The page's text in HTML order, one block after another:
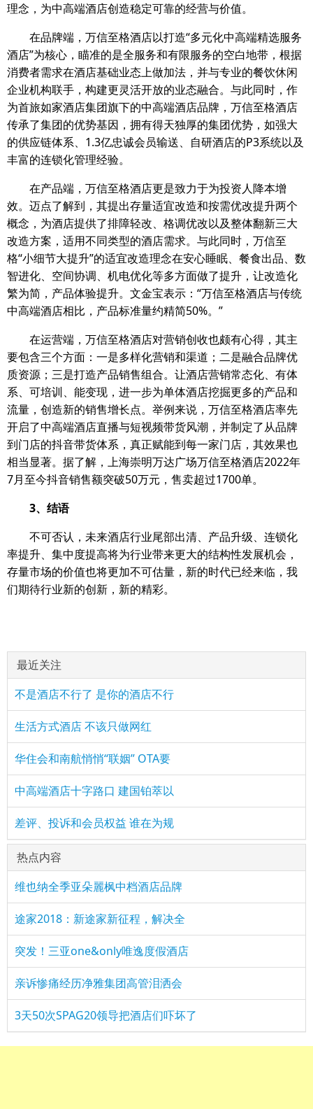
理念，为中高端酒店创造稳定可靠的经营与价值。
在品牌端，万信至格酒店以打造“多元化中高端精选服务
酒店”为核心，瞄准的是全服务和有限服务的空白地带，根据
消费者需求在酒店基础业态上做加法，并与专业的餐饮休闲
企业机构联手，构建更灵活开放的业态融合。与此同时，作
为首旅如家酒店集团旗下的中高端酒店品牌，万信至格酒店
传承了集团的优势基因，拥有得天独厚的集团优势，如强大
的供应链体系、1.3亿忠诚会员输送、自研酒店的P3系统以及
丰富的连锁化管理经验。
在产品端，万信至格酒店更是致力于为投资人降本增
效。迈点了解到，其提出存量适宜改造和按需优改提升两个
概念，为酒店提供了排障轻改、格调优改以及整体翻新三大
改造方案，适用不同类型的酒店需求。与此同时，万信至
格“小细节大提升”的适宜改造理念在安心睡眠、餐食出品、数
智进化、空间协调、机电优化等多方面做了提升，让改造化
繁为简，产品体验提升。文金宝表示：“万信至格酒店与传统
中高端酒店相比，产品标准量约精简50%。”
在运营端，万信至格酒店对营销创收也颇有心得，其主
要包含三个方面：一是多样化营销和渠道；二是融合品牌优
质资源；三是打造产品销售组合。让酒店营销常态化、有体
系、可培训、能变现，进一步为单体酒店挖掘更多的产品和
流量，创造新的销售增长点。举例来说，万信至格酒店率先
开启了中高端酒店直播与短视频带货风潮，并制定了从品牌
到门店的抖音带货体系，真正赋能到每一家门店，其效果也
相当显著。据了解，上海崇明万达广场万信至格酒店2022年
7月至今抖音销售额突破50万元，售卖超过1700单。
3、结语
不可否认，未来酒店行业尾部出清、产品升级、连锁化
率提升、集中度提高将为行业带来更大的结构性发展机会，
存量市场的价值也将更加不可估量，新的时代已经来临，我
们期待行业新的创新，新的精彩。
最近关注
不是酒店不行了 是你的酒店不行
生活方式酒店 不该只做网红
华住会和南航悄悄“联姻” OTA要
中高端酒店十字路口 建国铂萃以
差评、投诉和会员权益 谁在为规
热点内容
维也纳全季亚朵麗枫中档酒店品牌
途家2018：新途家新征程，解决全
突发！三亚one&only唯逸度假酒店
亲诉惨痛经历净雅集团高管泪洒会
3天50次SPAG20领导把酒店们吓坏了